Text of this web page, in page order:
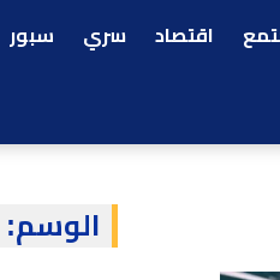
اقتصاد سري سبور
الوسم: